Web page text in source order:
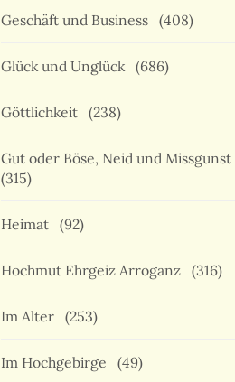
Geschäft und Business (408)
Glück und Unglück (686)
Göttlichkeit (238)
Gut oder Böse, Neid und Missgunst
(315)
Heimat (92)
Hochmut Ehrgeiz Arroganz (316)
Im Alter (253)
Im Hochgebirge (49)